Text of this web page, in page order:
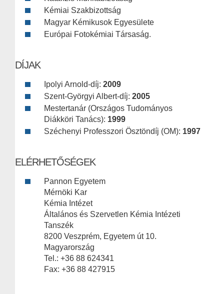
Kémiai Szakbizottság
Magyar Kémikusok Egyesülete
Európai Fotokémiai Társaság.
DÍJAK
Ipolyi Arnold-díj: 2009
Szent-Györgyi Albert-díj: 2005
Mestertanár (Országos Tudományos
Diákköri Tanács): 1999
Széchenyi Professzori Ösztöndíj (OM): 1997
ELÉRHETŐSÉGEK
Pannon Egyetem
Mérnöki Kar
Kémia Intézet
Általános és Szervetlen Kémia Intézeti
Tanszék
8200 Veszprém, Egyetem út 10.
Magyarország
Tel.: +36 88 624341
Fax: +36 88 427915